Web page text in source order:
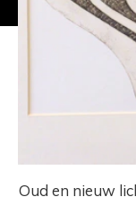
Oud en nieuw